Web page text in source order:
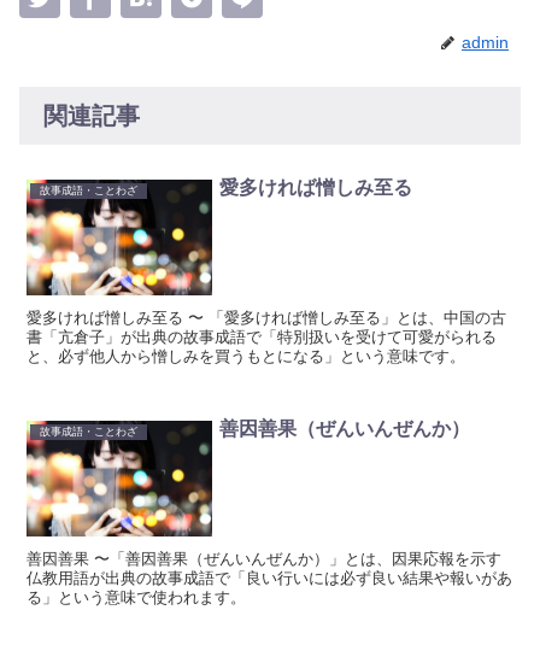
admin
関連記事
故事成語・ことわざ 愛多ければ憎しみ至る
愛多ければ憎しみ至る 〜 「愛多ければ憎しみ至る」とは、中国の古
書「亢倉子」が出典の故事成語で「特別扱いを受けて可愛がられる
と、必ず他人から憎しみを買うもとになる」という意味です。
故事成語・ことわざ 善因善果（ぜんいんぜんか）
善因善果 〜「善因善果（ぜんいんぜんか）」とは、因果応報を示す
仏教用語が出典の故事成語で「良い行いには必ず良い結果や報いがあ
る」という意味で使われます。